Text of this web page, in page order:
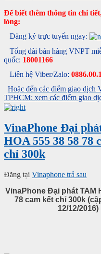
Để biết thêm thông tin chi
lòng:
Đăng ký trực tuyến ngay:
Tổng đài bán hàng VNPT
quốc: 18001166
Liên hệ Viber/Zalo:
Hoặc đến các điểm giao dịch
TPHCM: xem các điểm giao
VinaPhone Đại
HOA 555 38 58 78
chỉ 300k
Đăng tại Vinaphone trả sau
VinaPhone Đại phát TAM
78 cam kết chỉ 300k
12/12/2016)